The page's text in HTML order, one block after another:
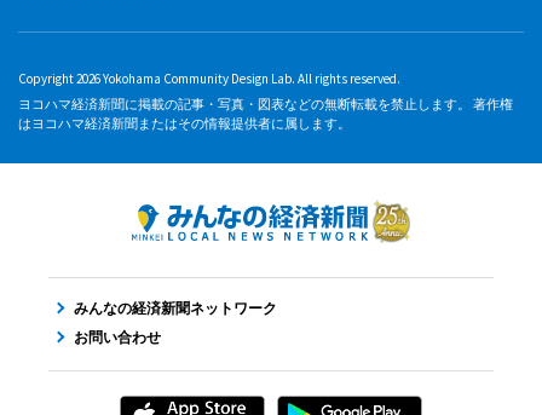
Copyright 2026 Yokohama Community Design Lab. All rights reserved.
ヨコハマ経済新聞に掲載の記事・写真・図表などの無断転載を禁止します。 著作権
はヨコハマ経済新聞またはその情報提供者に属します。
みんなの経済新聞ネットワーク
お問い合わせ